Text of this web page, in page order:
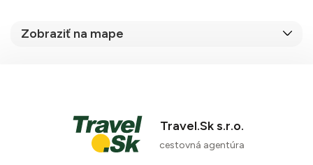
Zobraziť na mape
Travel.Sk s.r.o.
cestovná agentúra